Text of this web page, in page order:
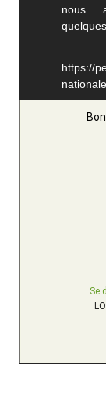
nous
https://
Se